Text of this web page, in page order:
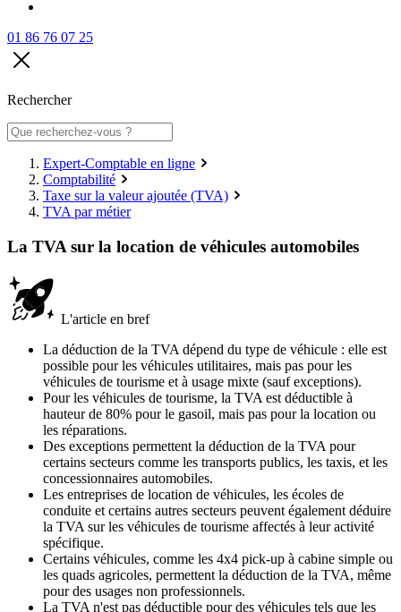
01 86 76 07 25
Rechercher
Expert-Comptable en ligne
Comptabilité
Taxe sur la valeur ajoutée (TVA)
TVA par métier
La TVA sur la location de véhicules automobiles
L'article en bref
La déduction de la TVA dépend du type de véhicule : elle est
possible pour les véhicules utilitaires, mais pas pour les
véhicules de tourisme et à usage mixte (sauf exceptions).
Pour les véhicules de tourisme, la TVA est déductible à
hauteur de 80% pour le gasoil, mais pas pour la location ou
les réparations.
Des exceptions permettent la déduction de la TVA pour
certains secteurs comme les transports publics, les taxis, et les
concessionnaires automobiles.
Les entreprises de location de véhicules, les écoles de
conduite et certains autres secteurs peuvent également déduire
la TVA sur les véhicules de tourisme affectés à leur activité
spécifique.
Certains véhicules, comme les 4x4 pick-up à cabine simple ou
les quads agricoles, permettent la déduction de la TVA, même
pour des usages non professionnels.
La TVA n'est pas déductible pour des véhicules tels que les